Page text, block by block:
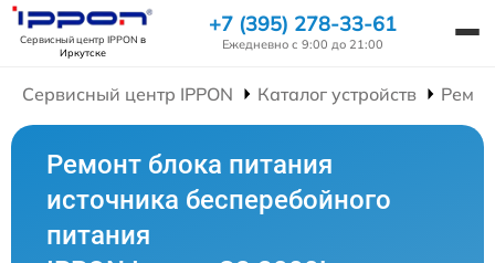
Сервисный центр IPPON в
Иркутске
+7 (395) 278-33-61
Ежедневно с 9:00 до 21:00
Сервисный центр IPPON Каталог устройств
Ремонт блока питания
источника бесперебойного
питания